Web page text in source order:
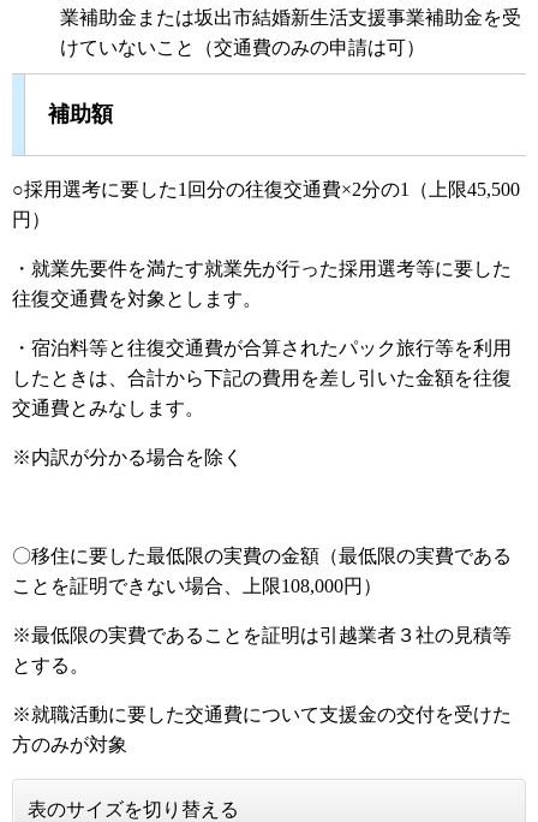
業補助金または坂出市結婚新生活支援事業補助金を受
けていないこと（交通費のみの申請は可）
補助額
○採用選考に要した1回分の往復交通費×2分の1（上限45,500
円）
・就業先要件を満たす就業先が行った採用選考等に要した
往復交通費を対象とします。
・宿泊料等と往復交通費が合算されたパック旅行等を利用
したときは、合計から下記の費用を差し引いた金額を往復
交通費とみなします。
※内訳が分かる場合を除く​
〇移住に要した最低限の実費の金額（最低限の実費である
ことを証明できない場合、上限108,000円）
※最低限の実費であることを証明は引越業者３社の見積等
とする。
※就職活動に要した交通費について支援金の交付を受けた
方のみが対象
表のサイズを切り替える